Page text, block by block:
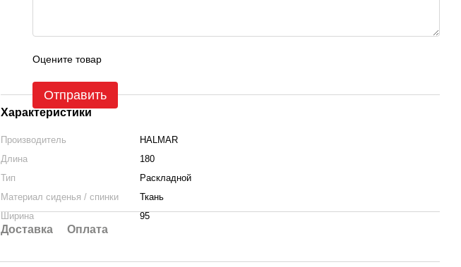
Оцените товар
Отправить
Характеристики
Производитель
HALMAR
Длина
180
Тип
Раскладной
Материал сиденья / спинки
Ткань
Ширина
95
Доставка Оплата